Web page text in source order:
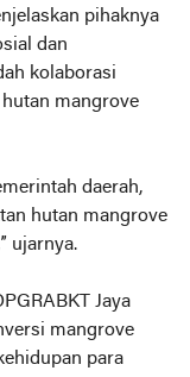
pihaknya
dan
kolaborasi
mangrove
daerah,
hutan mangrove
ujarnya.
Jaya
mangrove
para